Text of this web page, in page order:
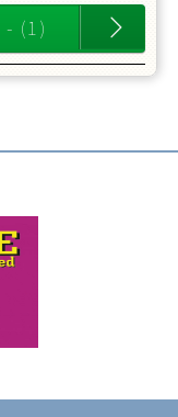
- (1)